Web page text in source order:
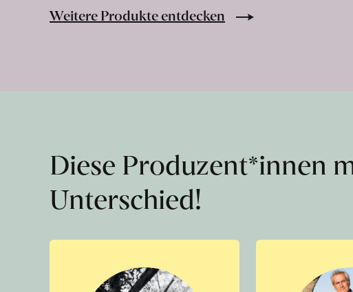
Weitere Produkte entdecken
Diese Produzent*innen
Unterschied!